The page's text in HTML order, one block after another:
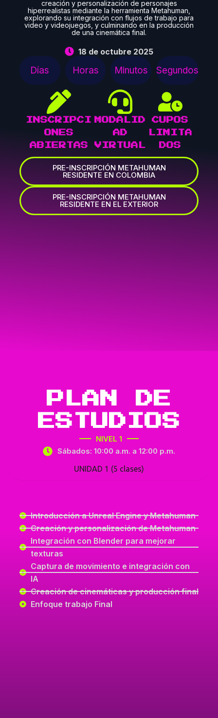
creación y personalización de personajes
hiperrealistas mediante la herramienta Metahuman,
explorando su integración con flujos de trabajo para
video y videojuegos, y culminando en la producción
de una cinemática final.
18 de octubre 2025
Días Horas Minutos Segundos
INSCRIPCI
ONES
ABIERTAS
MODALID
AD
VIRTUAL
CUPOS
LIMITA
DOS
PRE-INSCRIPCIÓN METAHUMAN
RESIDENTE EN COLOMBIA
PRE-INSCRIPCIÓN METAHUMAN
RESIDENTE EN EL EXTERIOR
PLAN DE
ESTUDIOS
NIVEL 1
Sábados: 10:00 a.m. a 12:00 p.m.
UNIDAD 1 (5 clases)
Introducción a Unreal Engine y Metahuman
Creación y personalización de Metahuman
Integración con Blender para mejorar
texturas
Captura de movimiento e integración con
IA
Creación de cinemáticas y producción final
Enfoque trabajo Final